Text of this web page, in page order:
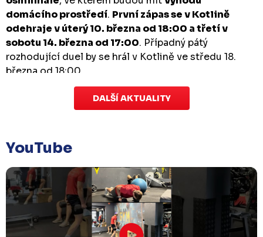
domácího prostředí. První zápas se v Kotlině
odehraje v úterý 10. března od 18:00 a třetí v
sobotu 14. března od 17:00. Případný pátý
rozhodující duel by se hrál v Kotlině ve středu 18.
března od 18:00.
Zápas dorostu je odložen
které se mělo odehrát v pátek 30. ledna ve 14:15,
odloženo!Odehraje se v náhradním termínu, o
kterém se bude jednat.
Náhradní termín 32. kola
Úterý 27. ledna | Utkání 32. kola v Písku
, které se
DALŠÍ AKTUALITY
YouTube